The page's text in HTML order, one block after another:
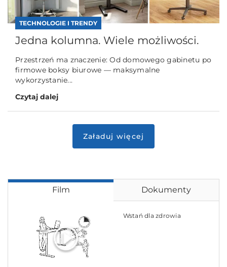
TECHNOLOGIE I TRENDY
Jedna kolumna. Wiele możliwości.
Przestrzeń ma znaczenie: Od domowego gabinetu po
firmowe boksy biurowe — maksymalne
wykorzystanie...
Czytaj dalej
Film Dokumenty
Wstań dla zdrowia